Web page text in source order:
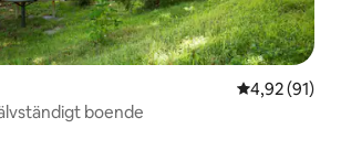
4,92 av 5 i
4,92 (91)
boende